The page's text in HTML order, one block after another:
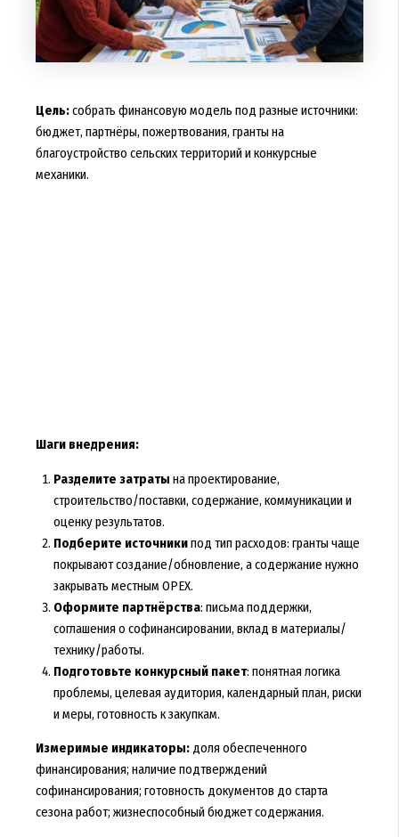
Цель:собрать финансовую модель под разные источники:
бюджет, партнёры, пожертвования, гранты на
благоустройство сельских территорий и конкурсные
механики.
Шаги внедрения:
Разделите затраты на проектирование,
строительство/поставки, содержание, коммуникации и
оценку результатов.
Подберите источникипод тип расходов: гранты чаще
покрывают создание/обновление, а содержание нужно
закрывать местным OPEX.
Оформите партнёрства: письма поддержки,
соглашения о софинансировании, вклад в материалы/
технику/работы.
Подготовьте конкурсный пакет: понятная логика
проблемы, целевая аудитория, календарный план, риски
и меры, готовность к закупкам.
Измеримые индикаторы:доля обеспеченного
финансирования; наличие подтверждений
софинансирования; готовность документов до старта
сезона работ; жизнеспособный бюджет содержания.